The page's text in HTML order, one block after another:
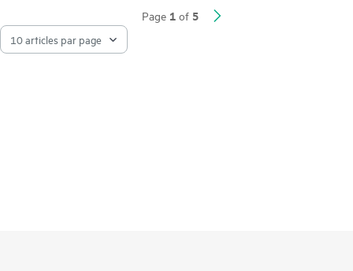
performances du réseau.
Les outils de visibilité, de gestion et d'exploitation du réseau
pour cette série incluent l'interface de ligne de commande
Page 1 of 5